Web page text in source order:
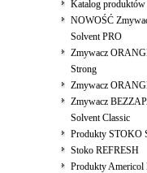
Katalog produktów
NOWOŚĆ
Solvent PRO
Zmywacz
Strong
Zmywacz
Zmywacz
Solvent Classic
Produkty STOKO
Stoko REFRESH
Produkty Americol